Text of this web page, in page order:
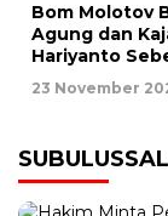
Bom Molotov
Agung dan
Hariyanto
23 November